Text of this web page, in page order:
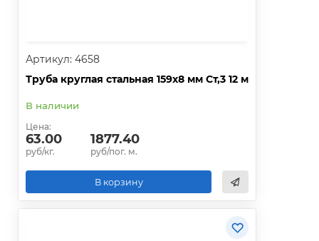
Артикул: 4658
Труба круглая стальная 159х8 мм Ст,3 12 м
В наличии
Цена:
63.00
руб/кг.
1877.40
руб/пог. м.
В корзину